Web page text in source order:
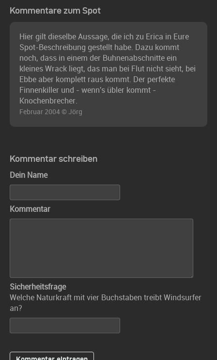
Kommentare zum Spot
Hier gilt dieselbe Aussage, die ich zu Erica in Eure
Spot-Beschreibung gestellt habe. Dazu kommt
noch, dass in einem der Buhnenabschnitte ein
kleines Wrack liegt, das man bei Flut nicht sieht, bei
Ebbe aber komplett raus kommt. Der perfekte
Finnenkiller und - wenn's übler kommt -
Knochenbrecher.
Februar 2004 © Jörg
Kommentar schreiben
Dein Name
Kommentar
Sicherheitsfrage
Welche Naturkraft mit vier Buchstaben treibt Windsurfer
an?